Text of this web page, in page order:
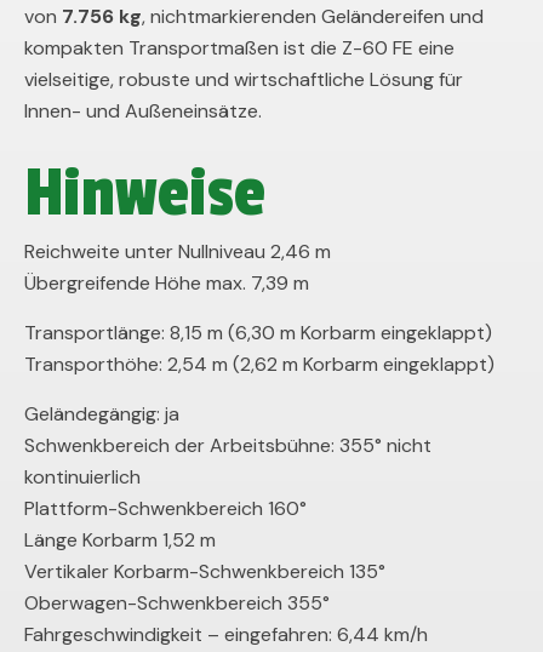
von 7.756 kg, nichtmarkierenden Geländereifen und
kompakten Transportmaßen ist die Z-60 FE eine
vielseitige, robuste und wirtschaftliche Lösung für
Innen- und Außeneinsätze.
Hinweise
Reichweite unter Nullniveau 2,46 m
Übergreifende Höhe max. 7,39 m
Transportlänge: 8,15 m (6,30 m Korbarm eingeklappt)
Transporthöhe: 2,54 m (2,62 m Korbarm eingeklappt)
Geländegängig: ja
Schwenkbereich der Arbeitsbühne: 355° nicht
kontinuierlich
Plattform-Schwenkbereich 160°
Länge Korbarm 1,52 m
Vertikaler Korbarm-Schwenkbereich 135°
Oberwagen-Schwenkbereich 355°
Fahrgeschwindigkeit – eingefahren: 6,44 km/h